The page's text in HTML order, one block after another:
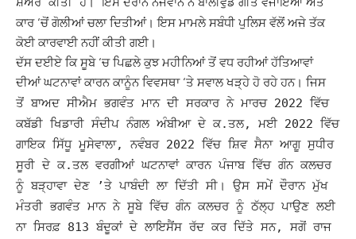
ਕਾਰ ‘ਚੋਂ ਗੋਲੀਆਂ ਚਲਾ ਦਿਤੀਆਂ। ਇਸ ਮਾਮਲੇ ਸਬੰਧੀ ਪੁਲਿਸ ਵੱਲੋਂ ਅਜੇ ਤੱਕ
ਕੋਈ ਕਾਰਵਾਈ ਨਹੀਂ ਕੀਤੀ ਗਈ।
ਦੱਸ ਦਈਏ ਕਿ ਸੂਬੇ ‘ਚ ਪਿਛਲੇ ਕੁਝ ਮਹੀਨਿਆਂ ਤੋਂ ਵਧ ਰਹੀਆਂ ਹੱਤਿਆਵਾਂ
ਦੀਆਂ ਘਟਨਾਵਾਂ ਕਾਰਨ ਕਾਨੂੰਨ ਵਿਵਸਥਾ ‘ਤੇ ਸਵਾਲ ਖੜ੍ਹੇ ਹੋ ਰਹੇ ਹਨ। ਜਿਸ
ਤੋਂ ਬਾਅਦ ਸੀਐਮ ਭਗਵੰਤ ਮਾਨ ਦੀ ਸਰਕਾਰ ਨੇ ਮਾਰਚ 2022 ਵਿੱਚ
ਕਬੱਡੀ ਖਿਡਾਰੀ ਸੰਦੀਪ ਨੰਗਲ ਅੰਬੀਆ ਦੇ ਕ.ਤਲ, ਮਈ 2022 ਵਿੱਚ
ਗਾਇਕ ਸਿੱਧੂ ਮੂਸੇਵਾਲਾ, ਨਵੰਬਰ 2022 ਵਿੱਚ ਸ਼ਿਵ ਸੈਨਾ ਆਗੂ ਸੁਧੀਰ
ਸੂਰੀ ਦੇ ਕ.ਤਲ ਵਰਗੀਆਂ ਘਟਨਾਵਾਂ ਕਾਰਨ ਪੰਜਾਬ ਵਿੱਚ ਗੰਨ ਕਲਚਰ
ਨੂੰ ਬੜ੍ਹਾਵਾ ਦੇਣ ’ਤੇ ਪਾਬੰਦੀ ਲਾ ਦਿੱਤੀ ਸੀ। ਉਸ ਸਮੇਂ ਦੌਰਾਨ ਮੁੱਖ
ਮੰਤਰੀ ਭਗਵੰਤ ਮਾਨ ਨੇ ਸੂਬੇ ਵਿੱਚ ਗੰਨ ਕਲਚਰ ਨੂੰ ਠੱਲ੍ਹ ਪਾਉਣ ਲਈ
ਨਾ ਸਿਰਫ਼ 813 ਬੰਦੂਕਾਂ ਦੇ ਲਾਇਸੈਂਸ ਰੱਦ ਕਰ ਦਿੱਤੇ ਸਨ, ਸਗੋਂ ਰਾਜ